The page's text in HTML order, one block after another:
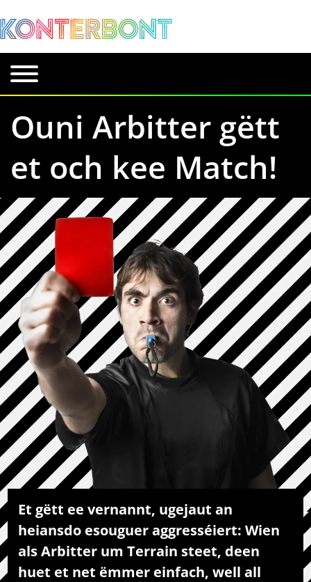
Ouni Arbitter gëtt
et och kee Match!
Et gëtt ee vernannt, ugejaut an
heiansdo esouguer aggresséiert: Wien
als Arbitter um Terrain steet, deen
huet et net ëmmer einfach, well all